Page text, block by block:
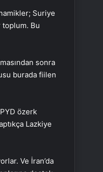
Suriye
Bu
sonra
burada fiilen
özerk
Lazkiye
Ve İran’da